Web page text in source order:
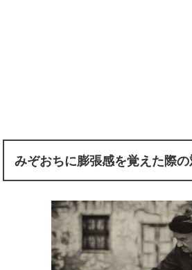
みぞおちに膨張感を覚えた際